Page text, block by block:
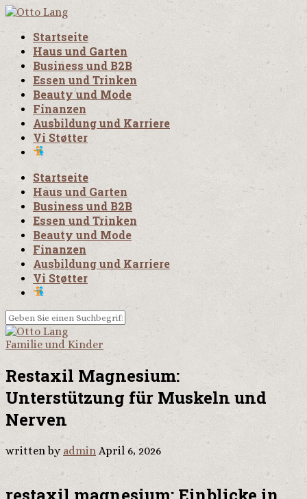
Startseite
Haus und Garten
Business und B2B
Essen und Trinken
Beauty und Mode
Finanzen
Ausbildung und Karriere
Vi Støtter
Startseite
Haus und Garten
Business und B2B
Essen und Trinken
Beauty und Mode
Finanzen
Ausbildung und Karriere
Vi Støtter
Familie und Kinder
Restaxil Magnesium:
Unterstützung für Muskeln und
Nerven
written by admin April 6, 2026